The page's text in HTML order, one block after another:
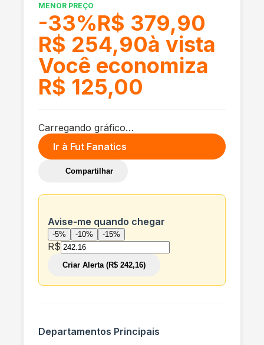
MENOR PREÇO
-33%R$ 379,90
R$ 254,90à vista
Você economiza
R$ 125,00
Carregando gráfico…
Ir à Fut Fanatics
Compartilhar
Avise-me quando chegar
-5% -10% -15%
R$
Criar Alerta (R$ 242,16)
Departamentos Principais